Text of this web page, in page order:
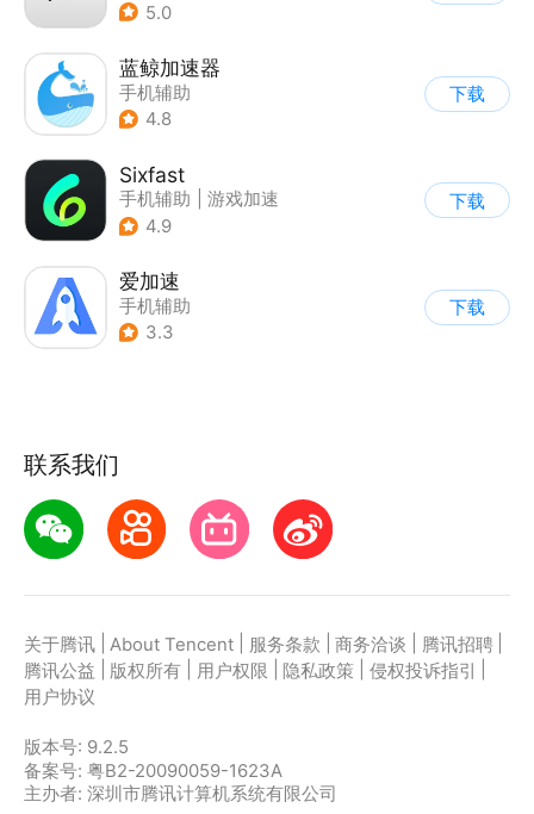
5.0
蓝鲸加速器
手机辅助
4.8
下载
Sixfast
手机辅助
游戏加速
4.9
下载
爱加速
手机辅助
3.3
下载
联系我们
关于腾讯 About Tencent 服务条款 商务洽谈 腾讯招聘
腾讯公益
版权所有 用户权限 隐私政策 侵权投诉指引
用户协议
版本号: 9.2.5
备案号: 粤B2-20090059-1623A
主办者: 深圳市腾讯计算机系统有限公司